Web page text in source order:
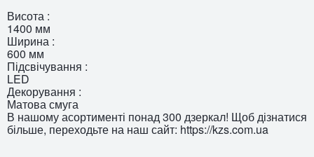
Висота :
1400 мм
Ширина :
600 мм
Підсвічування :
LED
Декорування :
Матова смуга
В нашому асортименті понад 300 дзеркал! Щоб дізнатися
більше, переходьте на наш сайт: https://kzs.com.ua